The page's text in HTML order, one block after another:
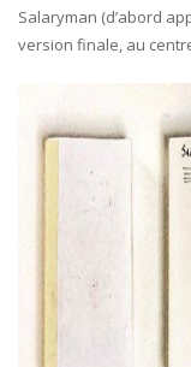
Salaryman (d’abord
version finale, au